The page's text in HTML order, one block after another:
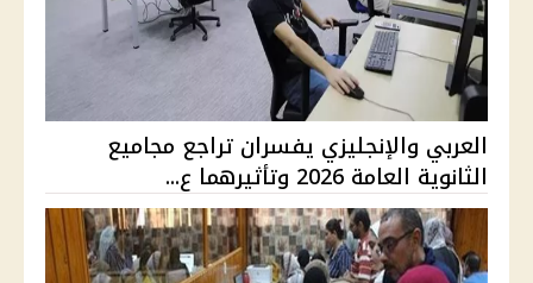
العربي والإنجليزي يفسران تراجع مجاميع
الثانوية العامة 2026 وتأثيرهما ع...